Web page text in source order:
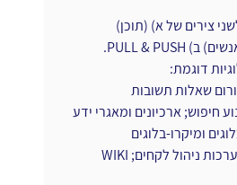
צירים של א) (תוכן)
דוגמת: